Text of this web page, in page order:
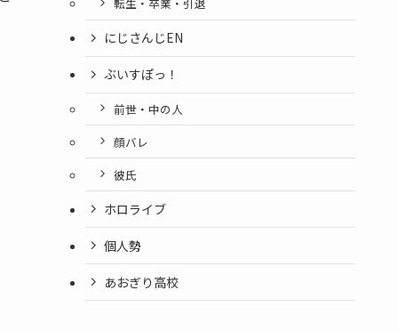
にじさんじEN
ぶいすぽっ！
前世・中の人
顔バレ
彼氏
ホロライブ
個人勢
あおぎり高校